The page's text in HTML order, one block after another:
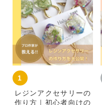
レジンアクセサリーの
作り方｜初心者向けの